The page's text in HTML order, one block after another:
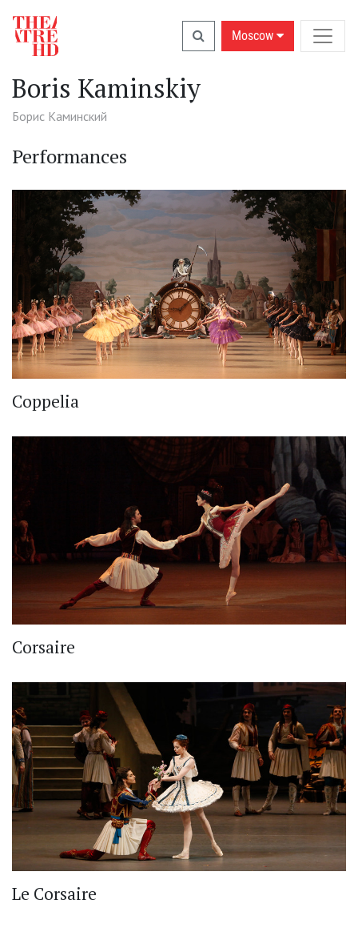
Moscow
Boris Kaminskiy
Борис Каминский
Performances
Coppelia
Corsaire
Le Corsaire